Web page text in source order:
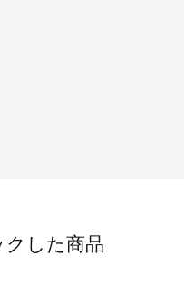
クした商品